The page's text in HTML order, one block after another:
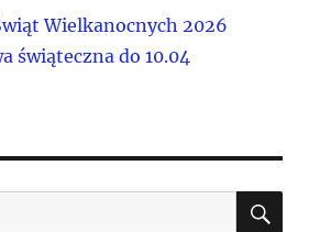
Wielkanocnych 2026
świąteczna do 10.04